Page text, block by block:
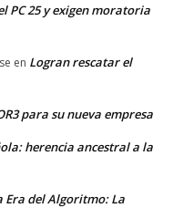
PC 25 y exigen moratoria
en Logran rescatar el
para su nueva empresa
herencia ancestral a la
Era del Algoritmo: La